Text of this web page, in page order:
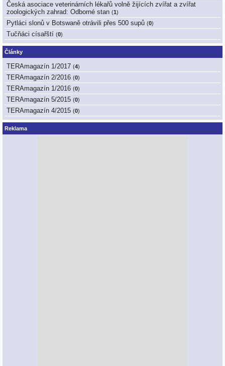
Česká asociace veterinárních lékařů volně žijících zvířat a zvířat
zoologických zahrad: Odborné stan (1 )
Pytláci slonů v Botswaně otrávili přes 500 supů (0)
Tučňáci císařští (0)
Články
TERAmagazín 1/2017 (4)
TERAmagazín 2/2016 (0)
TERAmagazín 1/2016 (0)
TERAmagazín 5/2015 (0)
TERAmagazín 4/2015 (0)
Reklama